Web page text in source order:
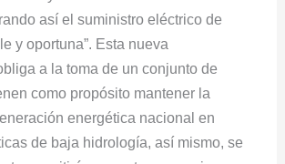
así el suministro eléctrico de
y oportuna”. Esta nueva
a la toma de un conjunto de
como propósito mantener la
energética nacional en
de baja hidrología, así mismo, se